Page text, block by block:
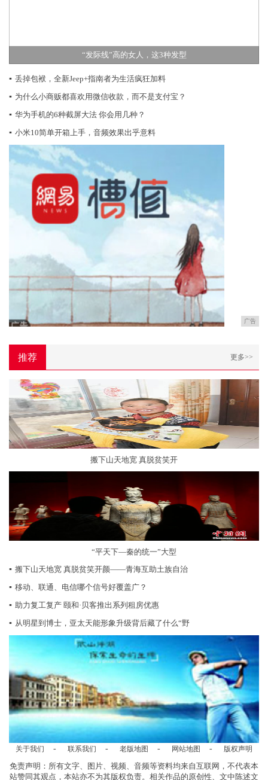
“发际线”高的女人，这3种发型
▪ 丢掉包袱，全新Jeep+指南者为生活疯狂加料
▪ 为什么小商贩都喜欢用微信收款，而不是支付宝？
▪ 华为手机的6种截屏大法 你会用几种？
▪ 小米10简单开箱上手，音频效果出乎意料
广告
推荐 更多>>
搬下山天地宽 真脱贫笑开
“平天下—秦的统一”大型
▪ 搬下山天地宽 真脱贫笑开颜——青海互助土族自治
▪ 移动、联通、电信哪个信号好覆盖广？
▪ 助力复工复产 颐和·贝客推出系列租房优惠
▪ 从明星到博士，亚太天能形象升级背后藏了什么“野
关于我们 - 联系我们 - 老版地图 - 网站地图 - 版权声明
免责声明：所有文字、图片、视频、音频等资料均来自互联网，不代表本
站赞同其观点，本站亦不为其版权负责。相关作品的原创性、文中陈述文